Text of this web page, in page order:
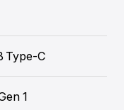
Type-C
1